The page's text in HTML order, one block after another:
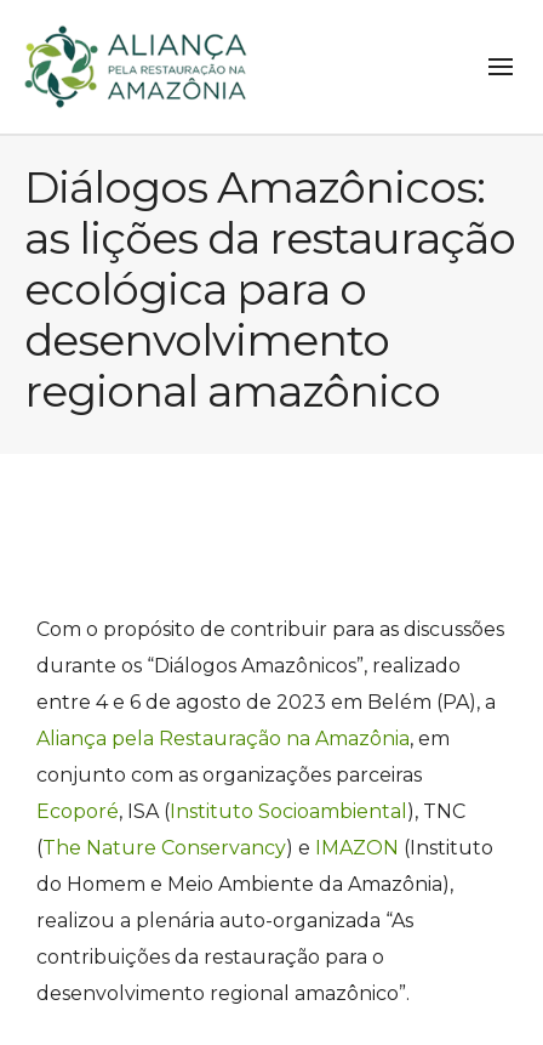
Diálogos Amazônicos:
as lições da restauração
ecológica para o
desenvolvimento
regional amazônico
Com o propósito de contribuir para as discussões
durante os “Diálogos Amazônicos”, realizado
entre 4 e 6 de agosto de 2023 em Belém (PA), a
Aliança pela Restauração na Amazônia, em
conjunto com as organizações parceiras
Ecoporé, ISA (Instituto Socioambiental ), TNC
(The Nature Conservancy) e IMAZON (Instituto
do Homem e Meio Ambiente da Amazônia),
realizou a plenária auto-organizada “As
contribuições da restauração para o
desenvolvimento regional amazônico”.